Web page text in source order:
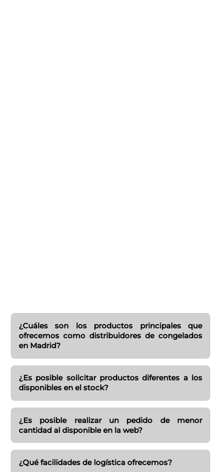
¿Cuáles son los productos principales que
ofrecemos como distribuidores de congelados
en Madrid?
¿Es posible solicitar productos diferentes a los
disponibles en el stock?
¿Es posible realizar un pedido de menor
cantidad al disponible en la web?
¿Qué facilidades de logística ofrecemos?